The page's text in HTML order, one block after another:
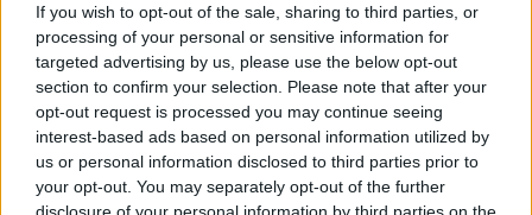
If you wish to opt-out of the sale, sharing to third parties, or
processing of your personal or sensitive information for
targeted advertising by us, please use the below opt-out
section to confirm your selection. Please note that after your
opt-out request is processed you may continue seeing
interest-based ads based on personal information utilized by
us or personal information disclosed to third parties prior to
your opt-out. You may separately opt-out of the further
disclosure of your personal information by third parties on the
07.08.2026 - Bosch Powertrain s.r.o. Jihlava • obsluha CNC strojů •
48.400 Kč • náborový bonus 50.000 Kč • příspěvek na ubytování
okres Jihlava)
06.08.2026 -
Bosch Powertrain s.r.o. Jihlava • CNC operátor• mzda
Kč • náborový bonus 50.000 Kč • příspěvek na ubytování (Jihlava,
Jihlava)
06.08.2026 -Bosch Powertrain s.r.o. • montážní dělník • mzda 44.700
týdenní zálohy na mzdu 2.000 Kč (Jihlava, okres Jihlava)
06.08.2026 -Bosch Powertrain s.r.o. Jihlava • práce ve skladu • mzda
48.400 Kč • náborový bonus 50.000 Kč • ubytování (Jihlava, okres